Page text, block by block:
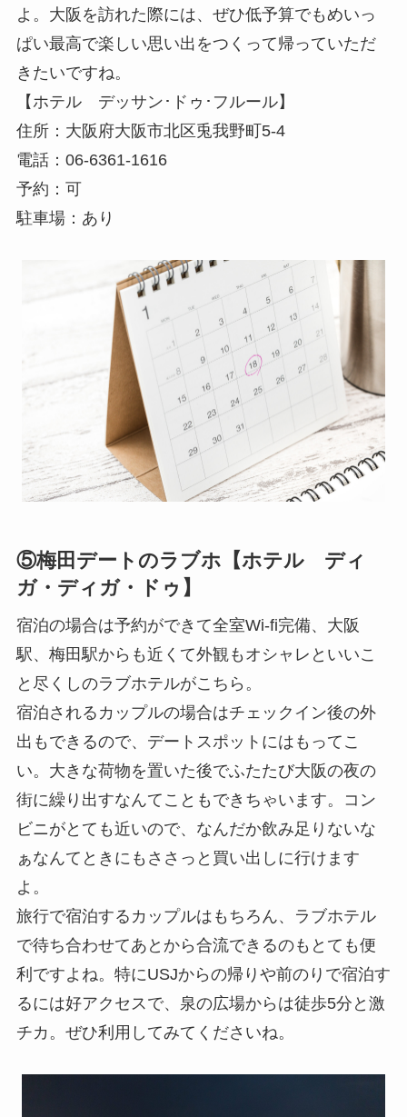
よ。大阪を訪れた際には、ぜひ低予算でもめいっ
ぱい最高で楽しい思い出をつくって帰っていただ
きたいですね。
【ホテル デッサン･ドゥ･フルール】
住所：大阪府大阪市北区兎我野町5-4
電話：06-6361-1616
予約：可
駐車場：あり
⑤梅田デートのラブホ【ホテル ディ
ガ・ディガ・ドゥ】
宿泊の場合は予約ができて全室Wi-fi完備、大阪
駅、梅田駅からも近くて外観もオシャレといいこ
と尽くしのラブホテルがこちら。
宿泊されるカップルの場合はチェックイン後の外
出もできるので、デートスポットにはもってこ
い。大きな荷物を置いた後でふたたび大阪の夜の
街に繰り出すなんてこともできちゃいます。コン
ビニがとても近いので、なんだか飲み足りないな
ぁなんてときにもささっと買い出しに行けます
よ。
旅行で宿泊するカップルはもちろん、ラブホテル
で待ち合わせてあとから合流できるのもとても便
利ですよね。特にUSJからの帰りや前のりで宿泊す
るには好アクセスで、泉の広場からは徒歩5分と激
チカ。ぜひ利用してみてくださいね。